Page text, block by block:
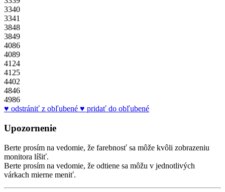
3340
3341
3848
3849
4086
4089
4124
4125
4402
4846
4986
odstrániť z obľubené
pridať do obľubené
Upozornenie
Berte prosím na vedomie, že farebnosť sa môže kvôli zobrazeniu
monitora líšiť.
Berte prosím na vedomie, že odtiene sa môžu v jednotlivých
várkach mierne meniť.